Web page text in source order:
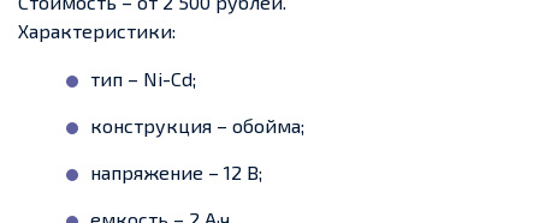
Характеристики:
тип – Ni-Cd;
конструкция – обойма;
напряжение – 12 В;